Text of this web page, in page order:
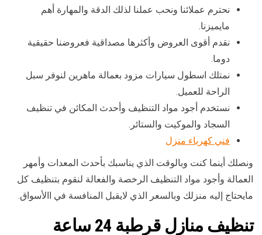
نحترم عملائنا ونحب عملنا لذلك الدقة والمهارة أهم
مايميزنا.
نقدم أقوى العروض وأكثرها مصداقية فعروضنا حقيقية
دوما.
نمتلك اسطول سيارات مزود بعمالة ماهرين لنوفر سبل
الراحة للعميل.
نستخدم أجود مواد التنظيف وأحدث المكائن في تنظيف
السجاد والموكيت والستائر.
فني كهرباء منزل
ونصلك أينما كنت وبالوقت الذي يناسبك بأحدث المعدات وأمهر
العمالة وأجود مواد التنظيف الرخصة والفعالة لنقوم بتنظيف كل
مايحتاج إليه منزلك وبالسعر الذي لايقبل المنافسة في االأسواق.
تنظيف منازل قرطبة 24 ساعة